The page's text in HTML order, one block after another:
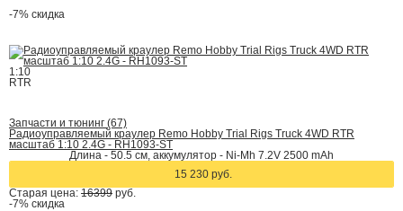
-7% скидка
1:10
RTR
Запчасти и тюнинг (67)
Радиоуправляемый краулер Remo Hobby Trial Rigs Truck 4WD RTR
масштаб 1:10 2.4G - RH1093-ST
Длина - 50.5 cм, аккумулятор - Ni-Mh 7.2V 2500 mAh
15 230 руб.
Старая цена: 16399 руб.
-7% скидка